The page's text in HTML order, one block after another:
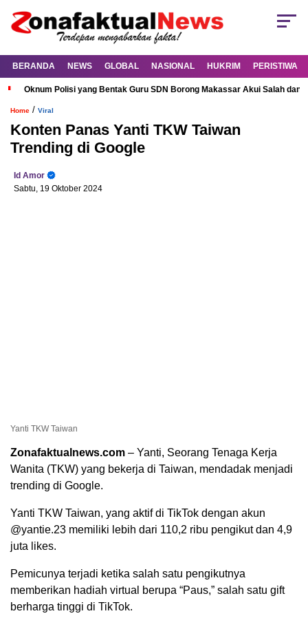
BERANDA NEWS GLOBAL NASIONAL HUKRIM PERISTIWA
Oknum Polisi yang Bentak Guru SDN Borong Makassar Akui Salah dan
Home / Viral
Konten Panas Yanti TKW Taiwan
Trending di Google
Id Amor
Sabtu, 19 Oktober 2024
Yanti TKW Taiwan
Zonafaktualnews.com – Yanti, Seorang Tenaga Kerja
Wanita (TKW) yang bekerja di Taiwan, mendadak menjadi
trending di Google.
Yanti TKW Taiwan, yang aktif di TikTok dengan akun
@yantie.23 memiliki lebih dari 110,2 ribu pengikut dan 4,9
juta likes.
Pemicunya terjadi ketika salah satu pengikutnya
memberikan hadiah virtual berupa “Paus,” salah satu gift
berharga tinggi di TikTok.